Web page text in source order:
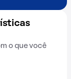
o que você